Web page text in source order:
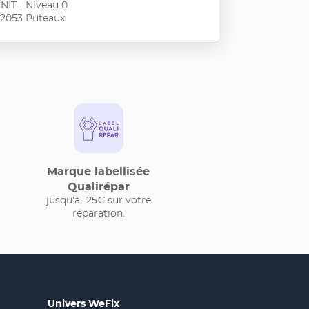
- Niveau 0
Puteaux
Marque labellisée
Qualirépar
jusqu'à -25€ sur votre
réparation.
Univers WeFix